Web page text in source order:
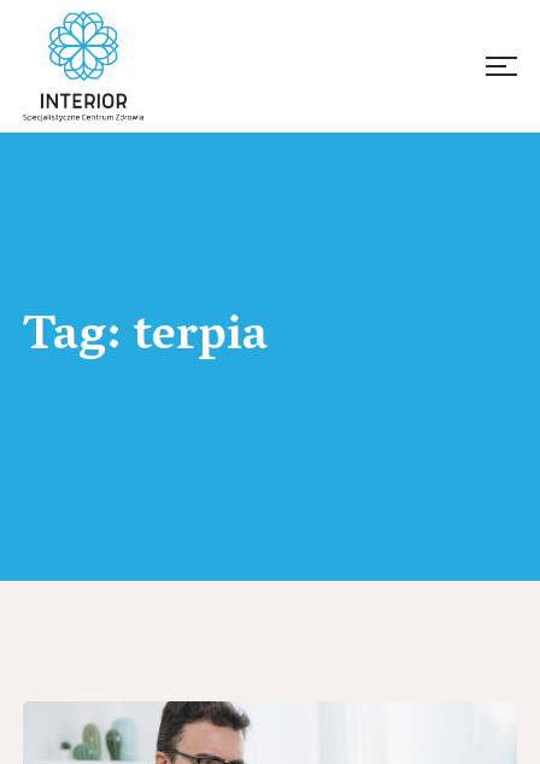
Tag:terpia